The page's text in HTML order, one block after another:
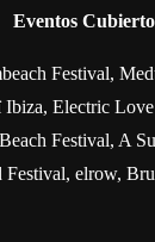
Eventos
Festival,
Ibiza, Electric
Festival, A
Festival, elrow,